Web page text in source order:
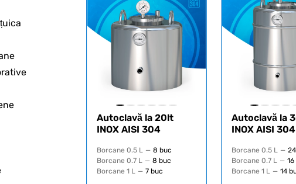
Autoclavă la 20lt
INOX AISI 304
Borcane 0.5 L — 8 buc
Borcane 0.7 L — 8 buc
Borcane 1 L — 7 buc
Autoclavă la
INOX AISI 304
Borcane 0.5 L —
Borcane 0.7 L —
Borcane 1 L — 14